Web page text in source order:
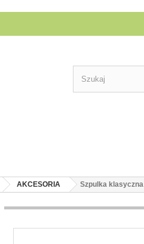
AKCESORIA Szpulka klasyczna